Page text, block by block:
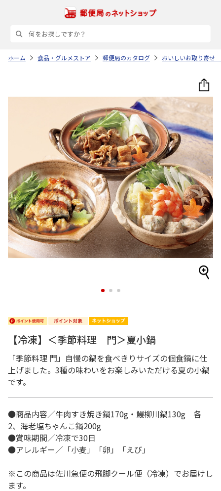
ホーム 食品・グルメストア 郵便局のカタログ おいしいお取り寄せ
1 2 3
【冷凍】＜季節料理 門＞夏小鍋
「季節料理 門」自慢の鍋を食べきりサイズの個食鍋に仕
上げました。3種の味わいをお楽しみいただける夏の小鍋
です。
●商品内容／牛肉すき焼き鍋170g・鰻柳川鍋130g 各
2、海老塩ちゃんこ鍋200g
●賞味期間／冷凍で30日
●アレルギー／「小麦」「卵」「えび」
※この商品は佐川急便の飛脚クール便（冷凍）でお届けし
ます。